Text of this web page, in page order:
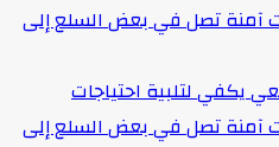
يكفي لتلبية احتياجات
آمنة تصل في بعض السلع إلى